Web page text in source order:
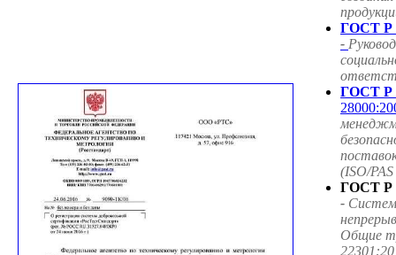
ГОСТ Р
-
ГОСТ Р
(ISO/
ГОСТ Р
-
Общие